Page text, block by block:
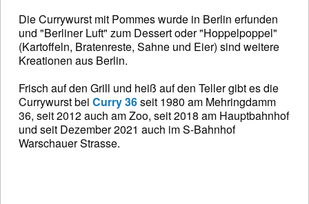
Die Currywurst mit Pommes wurde in Berlin erfunden
und "Berliner Luft" zum Dessert oder "Hoppelpoppel"
(Kartoffeln, Bratenreste, Sahne und Eier) sind weitere
Kreationen aus Berlin.
Frisch auf den Grill und heiß auf den Teller gibt es die
Currywurst bei Curry 36seit 1980 am Mehringdamm
36, seit 2012 auch am Zoo, seit 2018 am Hauptbahnhof
und seit Dezember 2021 auch im S-Bahnhof
Warschauer Strasse.